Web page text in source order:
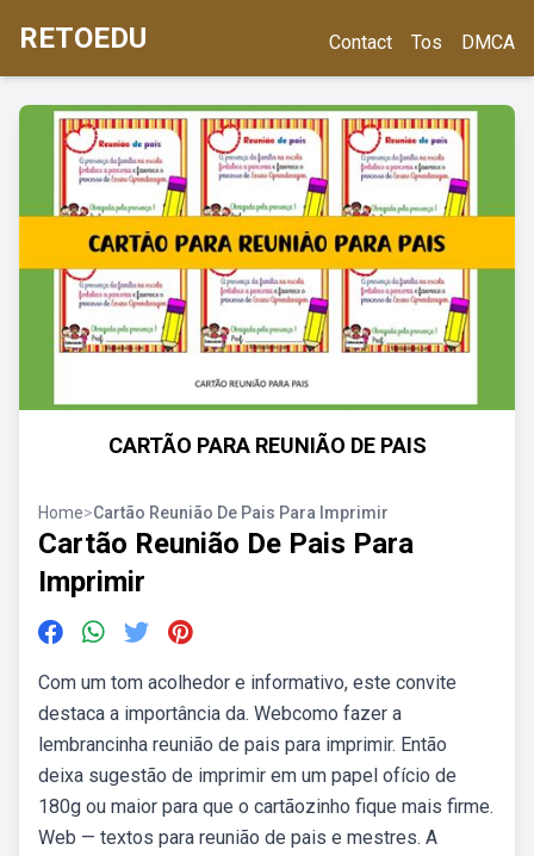
RETOEDU Contact Tos DMCA
CARTÃO PARA REUNIÃO DE PAIS
Home>Cartão Reunião De Pais Para Imprimir
Cartão Reunião De Pais Para
Imprimir
Com um tom acolhedor e informativo, este convite
destaca a importância da. Webcomo fazer a
lembrancinha reunião de pais para imprimir. Então
deixa sugestão de imprimir em um papel ofício de
180g ou maior para que o cartãozinho fique mais firme.
Web — textos para reunião de pais e mestres. A